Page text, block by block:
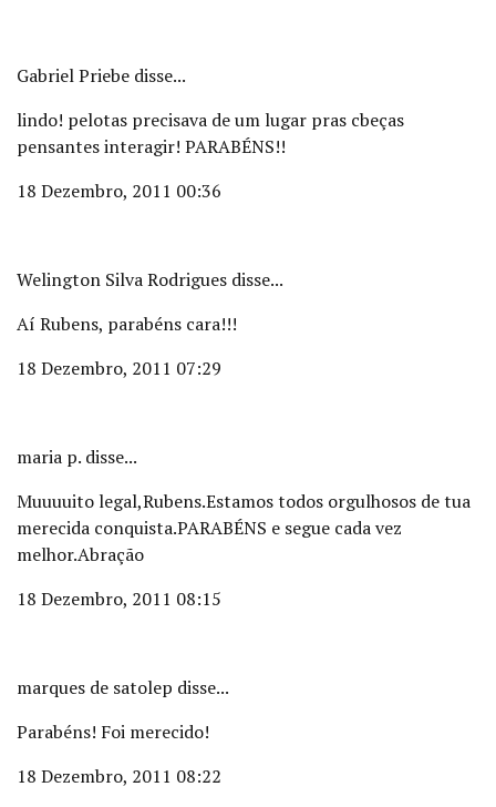
Gabriel Priebe disse...
lindo! pelotas precisava de um lugar pras cbeças
pensantes interagir! PARABÉNS!!
18 Dezembro, 2011 00:36
Welington Silva Rodrigues disse...
Aí Rubens, parabéns cara!!!
18 Dezembro, 2011 07:29
maria p. disse...
Muuuuito legal,Rubens.Estamos todos orgulhosos de tua
merecida conquista.PARABÉNS e segue cada vez
melhor.Abração
18 Dezembro, 2011 08:15
marques de satolep disse...
Parabéns! Foi merecido!
18 Dezembro, 2011 08:22